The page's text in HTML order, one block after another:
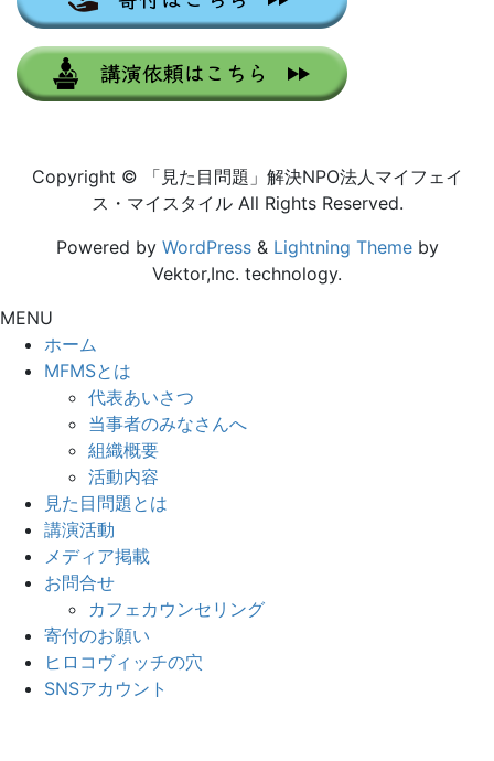
Copyright © 「見た目問題」解決NPO法人マイフェイ
ス・マイスタイル All Rights Reserved.
Powered by WordPress& Lightning Themeby
Vektor,Inc. technology.
MENU
ホーム
MFMSとは
代表あいさつ
当事者のみなさんへ
組織概要
活動内容
見た目問題とは
講演活動
メディア掲載
お問合せ
カフェカウンセリング
寄付のお願い
ヒロコヴィッチの穴
SNSアカウント